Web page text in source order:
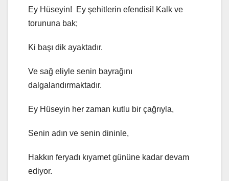
Ey Hüseyin! Ey şehitlerin efendisi! Kalk ve
torununa bak;
Ki başı dik ayaktadır.
Ve sağ eliyle senin bayrağını
dalgalandırmaktadır.
Ey Hüseyin her zaman kutlu bir çağrıyla,
Senin adın ve senin dininle,
Hakkın feryadı kıyamet gününe kadar devam
ediyor.